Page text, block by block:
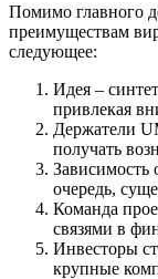
Помимо главного
преимуществам
следующее:
Идея –
привлекая
Держатели
получать
Зависимость
очередь,
Команда
связями в
Инвесторы
крупные